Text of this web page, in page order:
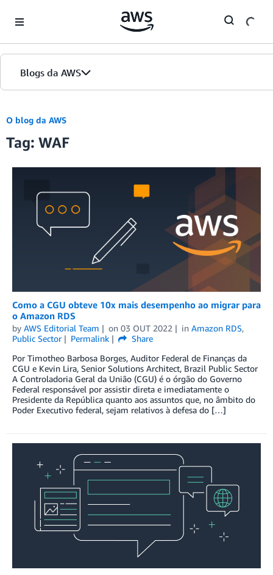
Blogs da AWS
Página inicial
Edições
O blog da AWS
Tag: WAF
Como a CGU obteve 10x mais desempenho ao migrar para
o Amazon RDS
by AWS Editorial Team on 03 OUT 2022 in Amazon RDS,
Public Sector
Permalink
Share
Por Timotheo Barbosa Borges, Auditor Federal de Finanças da
CGU e Kevin Lira, Senior Solutions Architect, Brazil Public Sector
A Controladoria Geral da União (CGU) é o órgão do Governo
Federal responsável por assistir direta e imediatamente o
Presidente da República quanto aos assuntos que, no âmbito do
Poder Executivo federal, sejam relativos à defesa do […]